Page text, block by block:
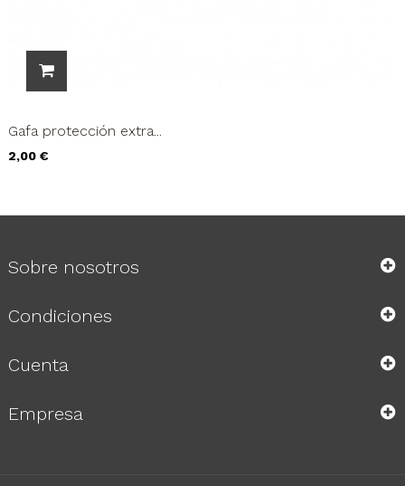
Gafa protección extra...
Precio
2,00 €
Sobre nosotros
Condiciones
Cuenta
Empresa